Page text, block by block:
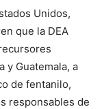
Unidos,
que la DEA
y Guatemala, a
de fentanilo,
responsables de